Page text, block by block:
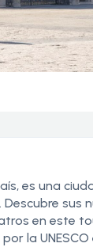
es una
sus
en este
la